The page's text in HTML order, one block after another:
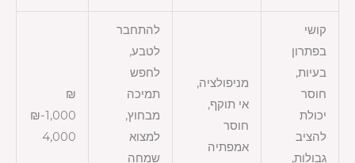
קושי
בפתרון
בעיות,
חוסר
יכולת
להציב
גבולות,
מניפולציה,
אי תוקף,
חוסר
אמפתיה
להתחבר
לטבע,
לחפש
תמיכה
מבחוץ,
למצוא
שמחה
₪
1,000-₪
4,000